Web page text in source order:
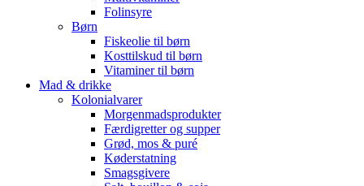
Folinsyre
Børn
Fiskeolie til børn
Kosttilskud til børn
Vitaminer til børn
Mad & drikke
Kolonialvarer
Morgenmadsprodukter
Færdigretter og supper
Grød, mos & puré
Køderstatning
Smagsgivere